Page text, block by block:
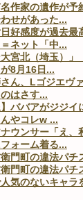
作家の遺作が予
せがあった...
好感度が過去最
ネット「中...
大宮北（埼玉）
が8月16日...
ん、Lゴジエヴ
はさす...
】ババアがジジ
やコレw ...
ナウンサー「え
ォーム着る...
門町の違法パチ
門町の違法パチ
気のないキャラ